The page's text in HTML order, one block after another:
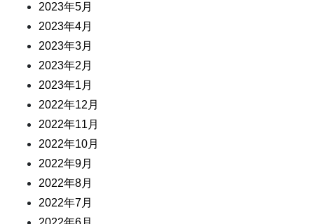
2023年5月
2023年4月
2023年3月
2023年2月
2023年1月
2022年12月
2022年11月
2022年10月
2022年9月
2022年8月
2022年7月